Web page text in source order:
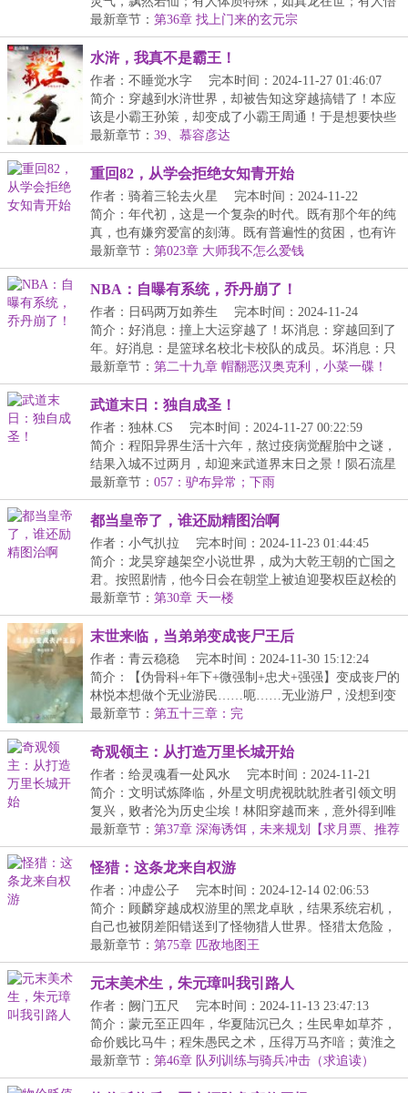
性...
最新章节： 第36章 找上门来的玄元宗
水浒，我真不是霸王！
作者：不睡觉水字
完本时间：2024-11-27 01:46:07
简介：穿越到水浒世界，却被告知这穿越搞错了！本应
该是小霸王孙策，却变成了小霸王周通！于是想要快些
得...
最新章节： 39、慕容彦达
重回82，从学会拒绝女知青开始
作者：骑着三轮去火星
完本时间：2024-11-22
09:00:39
简介：年代初，这是一个复杂的时代。既有那个年的纯
真，也有嫌穷爱富的刻薄。既有普遍性的贫困，也有许
多...
最新章节： 第023章 大师我不怎么爱钱
NBA：自曝有系统，乔丹崩了！
作者：日码两万如养生
完本时间：2024-11-24
11:13:02
简介：好消息：撞上大运穿越了！坏消息：穿越回到了
年。好消息：是篮球名校北卡校队的成员。坏消息：只
是...
最新章节： 第二十九章 帽翻恶汉奥克利，小菜一碟！
（求追读）
武道末日：独自成圣！
作者：独林.CS
完本时间：2024-11-27 00:22:59
简介：程阳异界生活十六年，熬过疫病觉醒胎中之谜，
结果入城不过两月，却迎来武道界末日之景！陨石流星
的...
最新章节： 057：驴布异常；下雨
都当皇帝了，谁还励精图治啊
作者：小气扒拉
完本时间：2024-11-23 01:44:45
简介：龙昊穿越架空小说世界，成为大乾王朝的亡国之
君。按照剧情，他今日会在朝堂上被迫迎娶权臣赵桧的
女...
最新章节： 第30章 天一楼
末世来临，当弟弟变成丧尸王后
作者：青云稳稳
完本时间：2024-11-30 15:12:24
简介：【伪骨科+年下+微强制+忠犬+强强】变成丧尸的
林悦本想做个无业游民……呃……无业游尸，没想到变
成...
最新章节： 第五十三章：完
奇观领主：从打造万里长城开始
作者：给灵魂看一处风水
完本时间：2024-11-21
23:35:33
简介：文明试炼降临，外星文明虎视眈眈胜者引领文明
复兴，败者沦为历史尘埃！林阳穿越而来，意外得到唯
一...
最新章节： 第37章 深海诱饵，未来规划【求月票、推荐
票】
怪猎：这条龙来自权游
作者：冲虚公子
完本时间：2024-12-14 02:06:53
简介：顾麟穿越成权游里的黑龙卓耿，结果系统宕机，
自己也被阴差阳错送到了怪物猎人世界。怪猎太危险，
我...
最新章节： 第75章 匹敌地图王
元末美术生，朱元璋叫我引路人
作者：阙门五尺
完本时间：2024-11-13 23:47:13
简介：蒙元至正四年，华夏陆沉已久；生民卑如草芥，
命价贱比马牛；程朱愚民之术，压得万马齐喑；黄淮之
间...
最新章节： 第46章 队列训练与骑兵冲击（求追读）